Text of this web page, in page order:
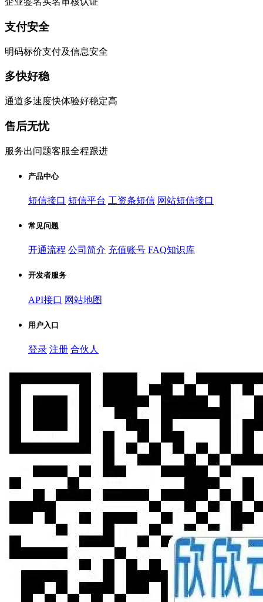
支付安全
明码标价支付及信息安全
多快好稳
通道多速度快体验好稳定高
售后无忧
服务出问题客服全程跟进
产品中心
短信接口 短信平台 工资条短信 网站短信接口
常见问题
开通流程 公司简介 充值账号 FAQ知识库
开发者服务
API接口 网站地图
用户入口
登录 注册 合伙人